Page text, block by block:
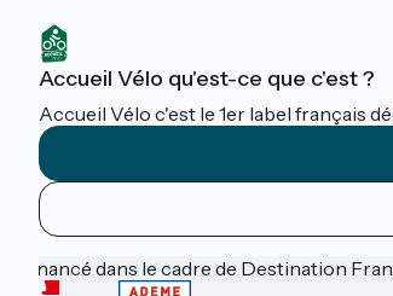
Accueil Vélo qu'est-ce que c'est ?
Accueil Vélo c'est le 1er label français
Financé dans le cadre de Destination